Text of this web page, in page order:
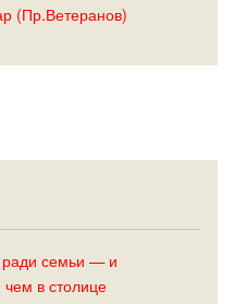
(Пр.Ветеранов)
ради семьи — и
в столице